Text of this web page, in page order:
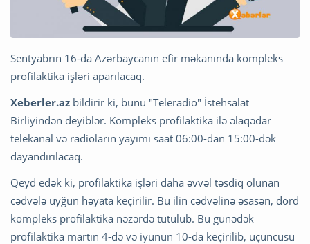
Sentyabrın 16-da Azərbaycanın efir məkanında kompleks
profilaktika işləri aparılacaq.
Xeberler.az bildirir ki, bunu "Teleradio" İstehsalat
Birliyindən deyiblər. Kompleks profilaktika ilə əlaqədar
telekanal və radioların yayımı saat 06:00-dan 15:00-dək
dayandırılacaq.
Qeyd edək ki, profilaktika işləri daha əvvəl təsdiq olunan
cədvələ uyğun həyata keçirilir. Bu ilin cədvəlinə əsasən, dörd
kompleks profilaktika nəzərdə tutulub. Bu günədək
profilaktika martın 4-də və iyunun 10-da keçirilib, üçüncüsü